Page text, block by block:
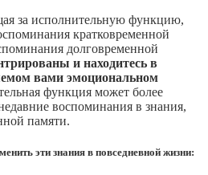
за исполнительную функцию,
кратковременной
долговременной
и находитесь в
вами эмоциональном
функция может более
воспоминания в знания,
памяти.
эти знания в повседневной жизни: